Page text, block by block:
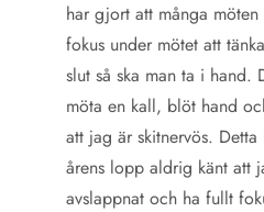
har gjort att många
fokus under mötet att
slut så ska man ta i hand.
möta en kall, blöt hand
att jag är skitnervös.
årens lopp aldrig känt att
avslappnat och ha fullt